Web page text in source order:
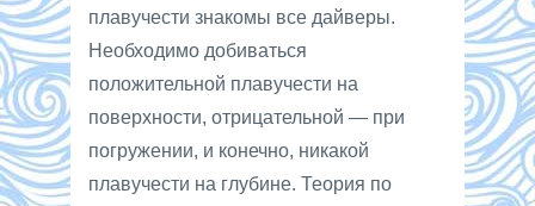
плавучести знакомы все дайверы.
Необходимо добиваться
положительной плавучести на
поверхности, отрицательной — при
погружении, и конечно, никакой
плавучести на глубине. Теория по